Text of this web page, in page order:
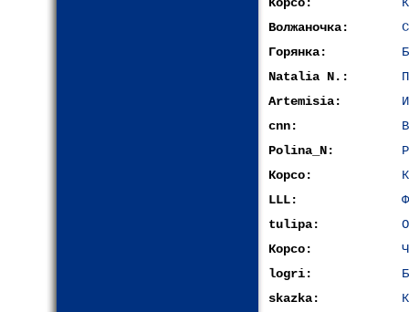
Волжаночка:
Горянка:
Natalia N.:
Artemisia:
cnn:
Polina_N:
Корсо:
LLL:
tulipa:
Корсо:
logri:
skazka: